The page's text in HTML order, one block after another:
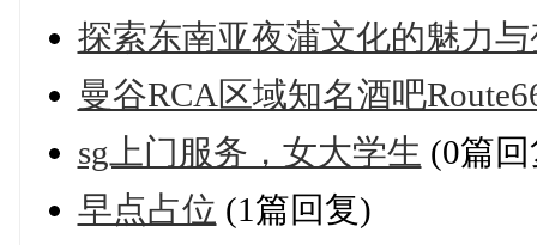
探索东南亚夜蒲文化的魅力
曼谷RCA区域知名酒吧
sg上门服务，女大学生 (0篇
早点占位 (1篇回复)